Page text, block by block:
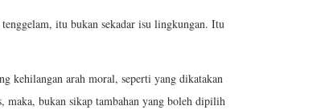
itu bukan sekadar isu lingkungan. Itu
kehilangan arah moral, seperti yang dikatakan
maka, bukan sikap tambahan yang boleh dipilih